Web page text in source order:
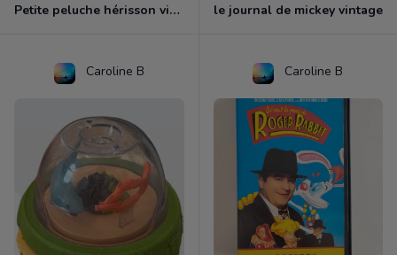
Petite peluche hérisson vintage tartine et chocolat le journal de mickey vintage
Caroline B Caroline B